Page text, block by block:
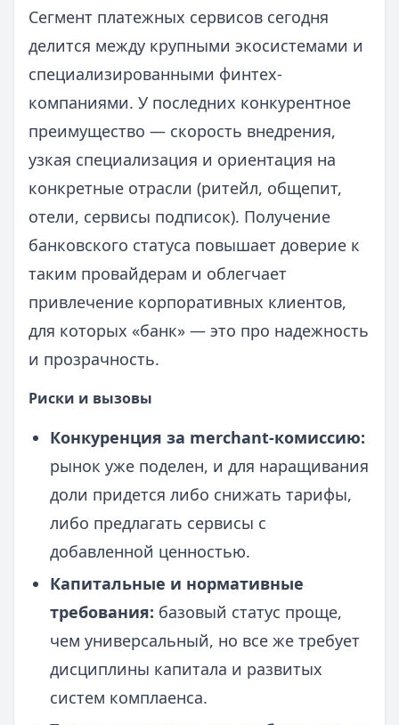
Сегмент платежных сервисов сегодня
делится между крупными экосистемами и
специализированными финтех-
компаниями. У последних конкурентное
преимущество — скорость внедрения,
узкая специализация и ориентация на
конкретные отрасли (ритейл, общепит,
отели, сервисы подписок). Получение
банковского статуса повышает доверие к
таким провайдерам и облегчает
привлечение корпоративных клиентов,
для которых «банк» — это про надежность
и прозрачность.
Риски и вызовы
Конкуренция за merchant-комиссию:
рынок уже поделен, и для наращивания
доли придется либо снижать тарифы,
либо предлагать сервисы с
добавленной ценностью.
Капитальные и нормативные
требования: базовый статус проще,
чем универсальный, но все же требует
дисциплины капитала и развитых
систем комплаенса.